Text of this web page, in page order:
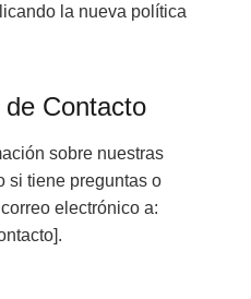
la nueva política
Contacto
sobre nuestras
si tiene preguntas o
electrónico a: